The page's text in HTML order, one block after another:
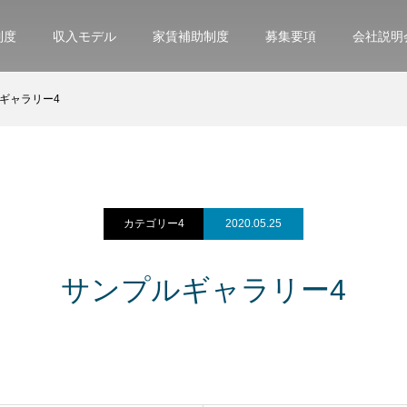
度 収入モデル 家賃補助制度 募集要項 会社説明
ャラリー4
カテゴリー4 2020.05.25
サンプルギャラリー4